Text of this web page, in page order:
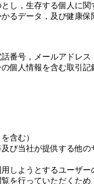
し，生存する個人
るデータ，及び健康
番号，メールアドレ
個人情報を含む取引
含む）
び当社が提供する他
しようとするユーザ
を行っていただくため